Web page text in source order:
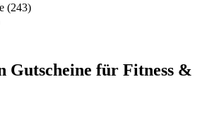
(243)
Gutscheine für Fitness &